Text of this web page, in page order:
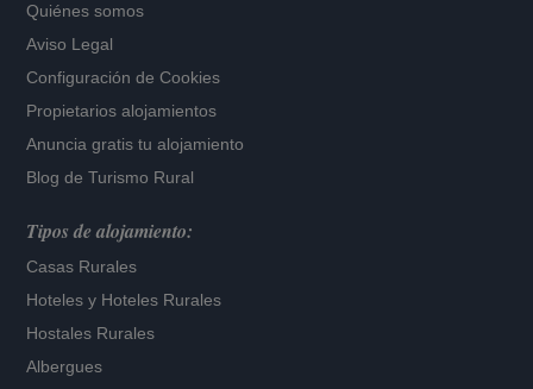
Quiénes somos
Aviso Legal
Configuración de Cookies
Propietarios alojamientos
Anuncia gratis tu alojamiento
Blog de Turismo Rural
Tipos de alojamiento:
Casas Rurales
Hoteles y Hoteles Rurales
Hostales Rurales
Albergues